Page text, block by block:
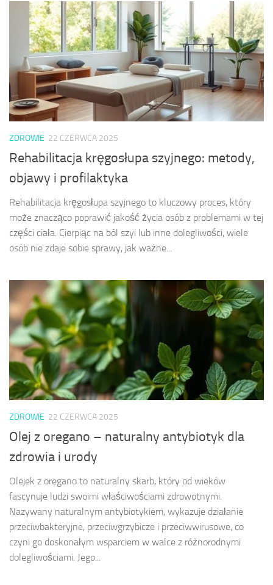
ZDROWIE 22 CZERWCA 2025
Rehabilitacja kręgosłupa szyjnego: metody,
objawy i profilaktyka
Rehabilitacja kręgosłupa szyjnego to kluczowy proces, który
może znacząco poprawić jakość życia osób z problemami w tej
części ciała. Cierpiąc na ból szyi lub inne dolegliwości, wiele
osób nie zdaje sobie sprawy, jak ważne...
ZDROWIE 22 CZERWCA 2025
Olej z oregano – naturalny antybiotyk dla
zdrowia i urody
Olejek z oregano to naturalny skarb, który od wieków
fascynuje ludzi swoimi właściwościami zdrowotnymi.
Nazywany naturalnym antybiotykiem, wykazuje działanie
przeciwbakteryjne, przeciwgrzybicze i przeciwwirusowe, co
czyni go doskonałym wsparciem w walce z różnorodnymi
dolegliwościami. Jego...